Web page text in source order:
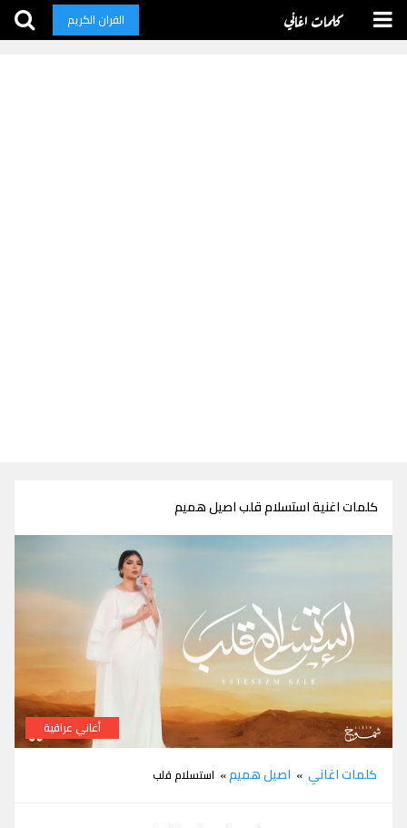
كلمات اغاني القران الكريم
كلمات اغنية استسلام قلب اصيل هميم
أغاني عراقية
كلمات اغاني » اصيل هميم» استسلام قلب